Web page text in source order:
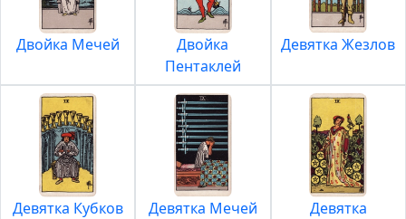
Двойка Мечей
Двойка
Пентаклей
Девятка Жезлов
Девятка Кубков Девятка Мечей
Девятка